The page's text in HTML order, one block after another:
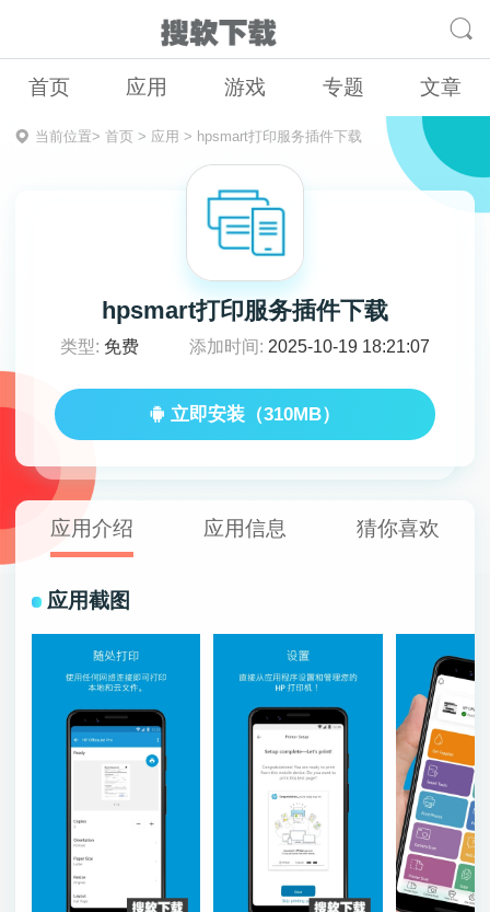
首页 应用 游戏 专题 文章
当前位置> 首页> 应用 > hpsmart打印服务插件下载
hpsmart打印服务插件下载
类型: 免费 添加时间: 2025-10-19 18:21:07
立即安装（310MB）
应用介绍 应用信息 猜你喜欢
应用截图